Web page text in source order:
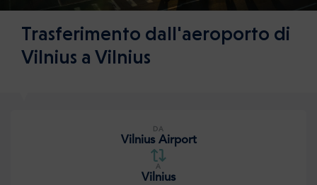
Trasferimento dall'aeroporto di
Vilnius a Vilnius
DA
Vilnius Airport
A
Vilnius